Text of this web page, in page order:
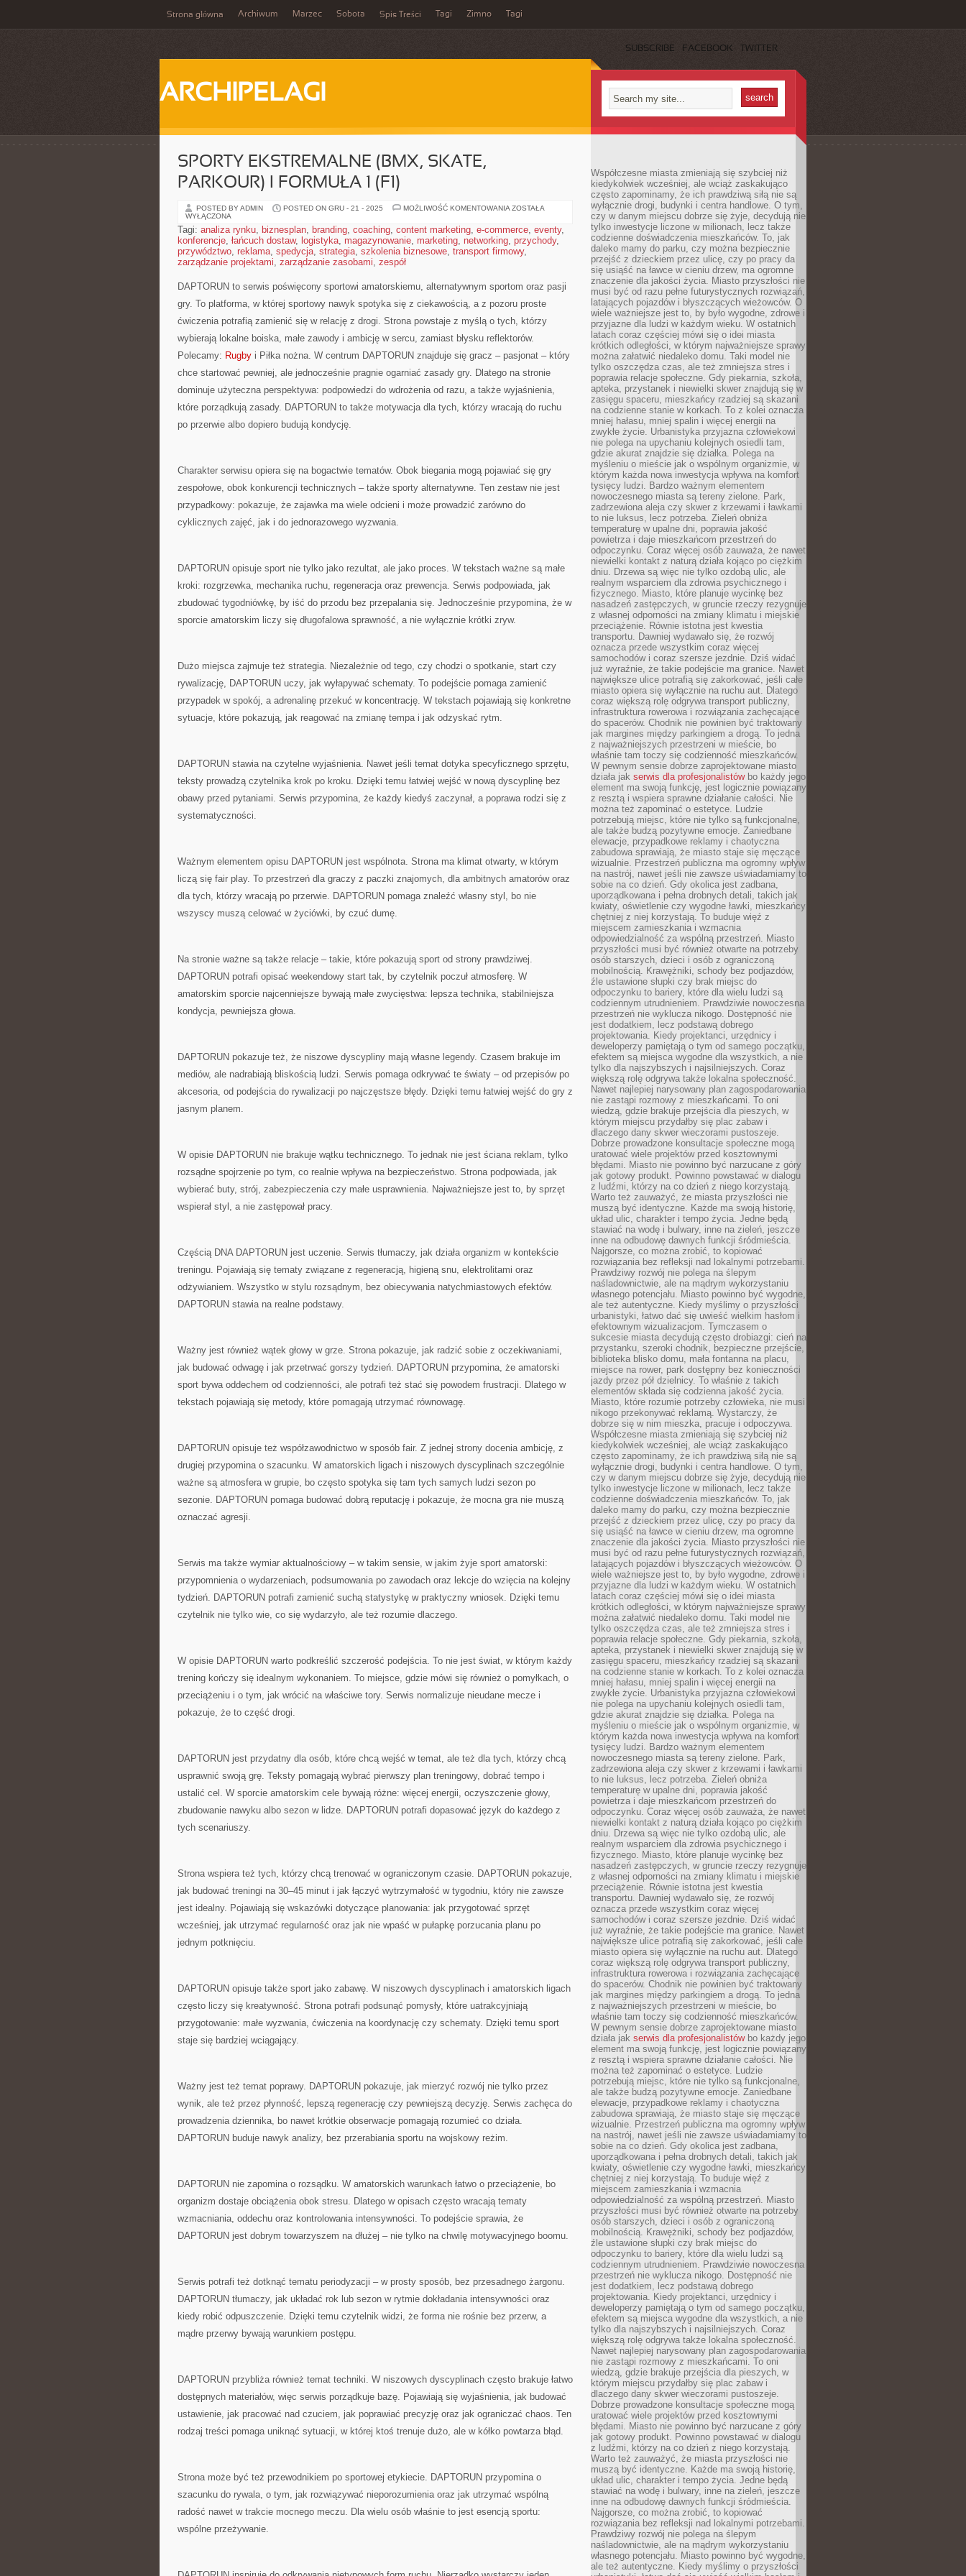
Strona główna Archiwum Marzec Sobota Spis Treści Tagi Zimno Tagi
SUBSCRIBE FACEBOOK TWITTER
ARCHIPELAGI
SPORTY EKSTREMALNE (BMX, SKATE,
PARKOUR) I FORMUŁA 1 (F1)
POSTED BY ADMIN POSTED ON GRU - 21 - 2025 MOŻLIWOŚĆ KOMENTOWANIA SPORTY
SKATE,
PARKOUR)
FORMUŁA
ZOSTAŁA
WYŁĄCZONA
Tagi: analiza rynku, biznesplan, branding, coaching, content marketing, e-commerce, eventy,
konferencje, łańcuch dostaw, logistyka, magazynowanie, marketing, networking, przychody,
przywództwo, reklama, spedycja, strategia, szkolenia biznesowe, transport firmowy,
zarządzanie projektami, zarządzanie zasobami, zespół
DAPTORUN to serwis poświęcony sportowi amatorskiemu, alternatywnym sportom oraz pasji
gry. To platforma, w której sportowy nawyk spotyka się z ciekawością, a z pozoru proste
ćwiczenia potrafią zamienić się w relację z drogi. Strona powstaje z myślą o tych, którzy
wybierają lokalne boiska, małe zawody i ambicję w sercu, zamiast błysku reflektorów.
Polecamy: Rugby i Piłka nożna. W centrum DAPTORUN znajduje się gracz – pasjonat – który
chce startować pewniej, ale jednocześnie pragnie ogarniać zasady gry. Dlatego na stronie
dominuje użyteczna perspektywa: podpowiedzi do wdrożenia od razu, a także wyjaśnienia,
które porządkują zasady. DAPTORUN to także motywacja dla tych, którzy wracają do ruchu
po przerwie albo dopiero budują kondycję.
Charakter serwisu opiera się na bogactwie tematów. Obok biegania mogą pojawiać się gry
zespołowe, obok konkurencji technicznych – także sporty alternatywne. Ten zestaw nie jest
przypadkowy: pokazuje, że zajawka ma wiele odcieni i może prowadzić zarówno do
cyklicznych zajęć, jak i do jednorazowego wyzwania.
DAPTORUN opisuje sport nie tylko jako rezultat, ale jako proces. W tekstach ważne są małe
kroki: rozgrzewka, mechanika ruchu, regeneracja oraz prewencja. Serwis podpowiada, jak
zbudować tygodniówkę, by iść do przodu bez przepalania się. Jednocześnie przypomina, że w
sporcie amatorskim liczy się długofalowa sprawność, a nie wyłącznie krótki zryw.
Dużo miejsca zajmuje też strategia. Niezależnie od tego, czy chodzi o spotkanie, start czy
rywalizację, DAPTORUN uczy, jak wyłapywać schematy. To podejście pomaga zamienić
przypadek w spokój, a adrenalinę przekuć w koncentrację. W tekstach pojawiają się konkretne
sytuacje, które pokazują, jak reagować na zmianę tempa i jak odzyskać rytm.
DAPTORUN stawia na czytelne wyjaśnienia. Nawet jeśli temat dotyka specyficznego sprzętu,
teksty prowadzą czytelnika krok po kroku. Dzięki temu łatwiej wejść w nową dyscyplinę bez
obawy przed pytaniami. Serwis przypomina, że każdy kiedyś zaczynał, a poprawa rodzi się z
systematyczności.
Ważnym elementem opisu DAPTORUN jest wspólnota. Strona ma klimat otwarty, w którym
liczą się fair play. To przestrzeń dla graczy z paczki znajomych, dla ambitnych amatorów oraz
dla tych, którzy wracają po przerwie. DAPTORUN pomaga znaleźć własny styl, bo nie
wszyscy muszą celować w życiówki, by czuć dumę.
Na stronie ważne są także relacje – takie, które pokazują sport od strony prawdziwej.
DAPTORUN potrafi opisać weekendowy start tak, by czytelnik poczuł atmosferę. W
amatorskim sporcie najcenniejsze bywają małe zwycięstwa: lepsza technika, stabilniejsza
kondycja, pewniejsza głowa.
DAPTORUN pokazuje też, że niszowe dyscypliny mają własne legendy. Czasem brakuje im
mediów, ale nadrabiają bliskością ludzi. Serwis pomaga odkrywać te światy – od przepisów po
akcesoria, od podejścia do rywalizacji po najczęstsze błędy. Dzięki temu łatwiej wejść do gry z
jasnym planem.
W opisie DAPTORUN nie brakuje wątku technicznego. To jednak nie jest ściana reklam, tylko
rozsądne spojrzenie po tym, co realnie wpływa na bezpieczeństwo. Strona podpowiada, jak
wybierać buty, strój, zabezpieczenia czy małe usprawnienia. Najważniejsze jest to, by sprzęt
wspierał styl, a nie zastępował pracy.
Częścią DNA DAPTORUN jest uczenie. Serwis tłumaczy, jak działa organizm w kontekście
treningu. Pojawiają się tematy związane z regeneracją, higieną snu, elektrolitami oraz
odżywianiem. Wszystko w stylu rozsądnym, bez obiecywania natychmiastowych efektów.
DAPTORUN stawia na realne podstawy.
Ważny jest również wątek głowy w grze. Strona pokazuje, jak radzić sobie z oczekiwaniami,
jak budować odwagę i jak przetrwać gorszy tydzień. DAPTORUN przypomina, że amatorski
sport bywa oddechem od codzienności, ale potrafi też stać się powodem frustracji. Dlatego w
tekstach pojawiają się metody, które pomagają utrzymać równowagę.
DAPTORUN opisuje też współzawodnictwo w sposób fair. Z jednej strony docenia ambicję, z
drugiej przypomina o szacunku. W amatorskich ligach i niszowych dyscyplinach szczególnie
ważne są atmosfera w grupie, bo często spotyka się tam tych samych ludzi sezon po
sezonie. DAPTORUN pomaga budować dobrą reputację i pokazuje, że mocna gra nie muszą
oznaczać agresji.
Serwis ma także wymiar aktualnościowy – w takim sensie, w jakim żyje sport amatorski:
przypomnienia o wydarzeniach, podsumowania po zawodach oraz lekcje do wzięcia na kolejny
tydzień. DAPTORUN potrafi zamienić suchą statystykę w praktyczny wniosek. Dzięki temu
czytelnik nie tylko wie, co się wydarzyło, ale też rozumie dlaczego.
W opisie DAPTORUN warto podkreślić szczerość podejścia. To nie jest świat, w którym każdy
trening kończy się idealnym wykonaniem. To miejsce, gdzie mówi się również o pomyłkach, o
przeciążeniu i o tym, jak wrócić na właściwe tory. Serwis normalizuje nieudane mecze i
pokazuje, że to część drogi.
DAPTORUN jest przydatny dla osób, które chcą wejść w temat, ale też dla tych, którzy chcą
usprawnić swoją grę. Teksty pomagają wybrać pierwszy plan treningowy, dobrać tempo i
ustalić cel. W sporcie amatorskim cele bywają różne: więcej energii, oczyszczenie głowy,
zbudowanie nawyku albo sezon w lidze. DAPTORUN potrafi dopasować język do każdego z
tych scenariuszy.
Strona wspiera też tych, którzy chcą trenować w ograniczonym czasie. DAPTORUN pokazuje,
jak budować treningi na 30–45 minut i jak łączyć wytrzymałość w tygodniu, który nie zawsze
jest idealny. Pojawiają się wskazówki dotyczące planowania: jak przygotować sprzęt
wcześniej, jak utrzymać regularność oraz jak nie wpaść w pułapkę porzucania planu po
jednym potknięciu.
DAPTORUN opisuje także sport jako zabawę. W niszowych dyscyplinach i amatorskich ligach
często liczy się kreatywność. Strona potrafi podsunąć pomysły, które uatrakcyjniają
przygotowanie: małe wyzwania, ćwiczenia na koordynację czy schematy. Dzięki temu sport
staje się bardziej wciągający.
Ważny jest też temat poprawy. DAPTORUN pokazuje, jak mierzyć rozwój nie tylko przez
wynik, ale też przez płynność, lepszą regenerację czy pewniejszą decyzję. Serwis zachęca do
prowadzenia dziennika, bo nawet krótkie obserwacje pomagają rozumieć co działa.
DAPTORUN buduje nawyk analizy, bez przerabiania sportu na wojskowy reżim.
DAPTORUN nie zapomina o rozsądku. W amatorskich warunkach łatwo o przeciążenie, bo
organizm dostaje obciążenia obok stresu. Dlatego w opisach często wracają tematy
wzmacniania, oddechu oraz kontrolowania intensywności. To podejście sprawia, że
DAPTORUN jest dobrym towarzyszem na dłużej – nie tylko na chwilę motywacyjnego boomu.
Serwis potrafi też dotknąć tematu periodyzacji – w prosty sposób, bez przesadnego żargonu.
DAPTORUN tłumaczy, jak układać rok lub sezon w rytmie dokładania intensywności oraz
kiedy robić odpuszczenie. Dzięki temu czytelnik widzi, że forma nie rośnie bez przerw, a
mądre przerwy bywają warunkiem postępu.
DAPTORUN przybliża również temat techniki. W niszowych dyscyplinach często brakuje łatwo
dostępnych materiałów, więc serwis porządkuje bazę. Pojawiają się wyjaśnienia, jak budować
ustawienie, jak pracować nad czuciem, jak poprawiać precyzję oraz jak ograniczać chaos. Ten
rodzaj treści pomaga uniknąć sytuacji, w której ktoś trenuje dużo, ale w kółko powtarza błąd.
Strona może być też przewodnikiem po sportowej etykiecie. DAPTORUN przypomina o
szacunku do rywala, o tym, jak rozwiązywać nieporozumienia oraz jak utrzymać wspólną
radość nawet w trakcie mocnego meczu. Dla wielu osób właśnie to jest esencją sportu:
wspólne przeżywanie.
Współczesne miasta zmieniają się szybciej niż
kiedykolwiek wcześniej, ale wciąż zaskakująco
często zapominamy, że ich prawdziwą siłą nie są
wyłącznie drogi, budynki i centra handlowe. O tym,
czy w danym miejscu dobrze się żyje, decydują nie
tylko inwestycje liczone w milionach, lecz także
codzienne doświadczenia mieszkańców. To, jak
daleko mamy do parku, czy można bezpiecznie
przejść z dzieckiem przez ulicę, czy po pracy da
się usiąść na ławce w cieniu drzew, ma ogromne
znaczenie dla jakości życia. Miasto przyszłości nie
musi być od razu pełne futurystycznych rozwiązań,
latających pojazdów i błyszczących wieżowców. O
wiele ważniejsze jest to, by było wygodne, zdrowe i
przyjazne dla ludzi w każdym wieku. W ostatnich
latach coraz częściej mówi się o idei miasta
krótkich odległości, w którym najważniejsze sprawy
można załatwić niedaleko domu. Taki model nie
tylko oszczędza czas, ale też zmniejsza stres i
poprawia relacje społeczne. Gdy piekarnia, szkoła,
apteka, przystanek i niewielki skwer znajdują się w
zasięgu spaceru, mieszkańcy rzadziej są skazani
na codzienne stanie w korkach. To z kolei oznacza
mniej hałasu, mniej spalin i więcej energii na
zwykłe życie. Urbanistyka przyjazna człowiekowi
nie polega na upychaniu kolejnych osiedli tam,
gdzie akurat znajdzie się działka. Polega na
myśleniu o mieście jak o wspólnym organizmie, w
którym każda nowa inwestycja wpływa na komfort
tysięcy ludzi. Bardzo ważnym elementem
nowoczesnego miasta są tereny zielone. Park,
zadrzewiona aleja czy skwer z krzewami i ławkami
to nie luksus, lecz potrzeba. Zieleń obniża
temperaturę w upalne dni, poprawia jakość
powietrza i daje mieszkańcom przestrzeń do
odpoczynku. Coraz więcej osób zauważa, że nawet
niewielki kontakt z naturą działa kojąco po ciężkim
dniu. Drzewa są więc nie tylko ozdobą ulic, ale
realnym wsparciem dla zdrowia psychicznego i
fizycznego. Miasto, które planuje wycinkę bez
nasadzeń zastępczych, w gruncie rzeczy rezygnuje
z własnej odporności na zmiany klimatu i miejskie
przeciążenie. Równie istotna jest kwestia
transportu. Dawniej wydawało się, że rozwój
oznacza przede wszystkim coraz więcej
samochodów i coraz szersze jezdnie. Dziś widać
już wyraźnie, że takie podejście ma granice. Nawet
największe ulice potrafią się zakorkować, jeśli całe
miasto opiera się wyłącznie na ruchu aut. Dlatego
coraz większą rolę odgrywa transport publiczny,
infrastruktura rowerowa i rozwiązania zachęcające
do spacerów. Chodnik nie powinien być traktowany
jak margines między parkingiem a drogą. To jedna
z najważniejszych przestrzeni w mieście, bo
właśnie tam toczy się codzienność mieszkańców.
W pewnym sensie dobrze zaprojektowane miasto
działa jak serwis dla profesjonalistówbo każdy jego
element ma swoją funkcję, jest logicznie powiązany
z resztą i wspiera sprawne działanie całości. Nie
można też zapominać o estetyce. Ludzie
potrzebują miejsc, które nie tylko są funkcjonalne,
ale także budzą pozytywne emocje. Zaniedbane
elewacje, przypadkowe reklamy i chaotyczna
zabudowa sprawiają, że miasto staje się męczące
wizualnie. Przestrzeń publiczna ma ogromny wpływ
na nastrój, nawet jeśli nie zawsze uświadamiamy to
sobie na co dzień. Gdy okolica jest zadbana,
uporządkowana i pełna drobnych detali, takich jak
kwiaty, oświetlenie czy wygodne ławki, mieszkańcy
chętniej z niej korzystają. To buduje więź z
miejscem zamieszkania i wzmacnia
odpowiedzialność za wspólną przestrzeń. Miasto
przyszłości musi być również otwarte na potrzeby
osób starszych, dzieci i osób z ograniczoną
mobilnością. Krawężniki, schody bez podjazdów,
źle ustawione słupki czy brak miejsc do
odpoczynku to bariery, które dla wielu ludzi są
codziennym utrudnieniem. Prawdziwie nowoczesna
przestrzeń nie wyklucza nikogo. Dostępność nie
jest dodatkiem, lecz podstawą dobrego
projektowania. Kiedy projektanci, urzędnicy i
deweloperzy pamiętają o tym od samego początku,
efektem są miejsca wygodne dla wszystkich, a nie
tylko dla najszybszych i najsilniejszych. Coraz
większą rolę odgrywa także lokalna społeczność.
Nawet najlepiej narysowany plan zagospodarowania
nie zastąpi rozmowy z mieszkańcami. To oni
wiedzą, gdzie brakuje przejścia dla pieszych, w
którym miejscu przydałby się plac zabaw i
dlaczego dany skwer wieczorami pustoszeje.
Dobrze prowadzone konsultacje społeczne mogą
uratować wiele projektów przed kosztownymi
błędami. Miasto nie powinno być narzucane z góry
jak gotowy produkt. Powinno powstawać w dialogu
z ludźmi, którzy na co dzień z niego korzystają.
Warto też zauważyć, że miasta przyszłości nie
muszą być identyczne. Każde ma swoją historię,
układ ulic, charakter i tempo życia. Jedne będą
stawiać na wodę i bulwary, inne na zieleń, jeszcze
inne na odbudowę dawnych funkcji śródmieścia.
Najgorsze, co można zrobić, to kopiować
rozwiązania bez refleksji nad lokalnymi potrzebami.
Prawdziwy rozwój nie polega na ślepym
naśladownictwie, ale na mądrym wykorzystaniu
własnego potencjału. Miasto powinno być wygodne,
ale też autentyczne. Kiedy myślimy o przyszłości
urbanistyki, łatwo dać się uwieść wielkim hasłom i
efektownym wizualizacjom. Tymczasem o
sukcesie miasta decydują często drobiazgi: cień na
przystanku, szeroki chodnik, bezpieczne przejście,
biblioteka blisko domu, mała fontanna na placu,
miejsce na rower, park dostępny bez konieczności
jazdy przez pół dzielnicy. To właśnie z takich
elementów składa się codzienna jakość życia.
Miasto, które rozumie potrzeby człowieka, nie musi
nikogo przekonywać reklamą. Wystarczy, że
dobrze się w nim mieszka, pracuje i odpoczywa.
Współczesne miasta zmieniają się szybciej niż
kiedykolwiek wcześniej, ale wciąż zaskakująco
często zapominamy, że ich prawdziwą siłą nie są
wyłącznie drogi, budynki i centra handlowe. O tym,
czy w danym miejscu dobrze się żyje, decydują nie
tylko inwestycje liczone w milionach, lecz także
codzienne doświadczenia mieszkańców. To, jak
daleko mamy do parku, czy można bezpiecznie
przejść z dzieckiem przez ulicę, czy po pracy da
się usiąść na ławce w cieniu drzew, ma ogromne
znaczenie dla jakości życia. Miasto przyszłości nie
musi być od razu pełne futurystycznych rozwiązań,
latających pojazdów i błyszczących wieżowców. O
wiele ważniejsze jest to, by było wygodne, zdrowe i
przyjazne dla ludzi w każdym wieku. W ostatnich
latach coraz częściej mówi się o idei miasta
krótkich odległości, w którym najważniejsze sprawy
można załatwić niedaleko domu. Taki model nie
tylko oszczędza czas, ale też zmniejsza stres i
poprawia relacje społeczne. Gdy piekarnia, szkoła,
apteka, przystanek i niewielki skwer znajdują się w
zasięgu spaceru, mieszkańcy rzadziej są skazani
na codzienne stanie w korkach. To z kolei oznacza
mniej hałasu, mniej spalin i więcej energii na
zwykłe życie. Urbanistyka przyjazna człowiekowi
nie polega na upychaniu kolejnych osiedli tam,
gdzie akurat znajdzie się działka. Polega na
myśleniu o mieście jak o wspólnym organizmie, w
którym każda nowa inwestycja wpływa na komfort
tysięcy ludzi. Bardzo ważnym elementem
nowoczesnego miasta są tereny zielone. Park,
zadrzewiona aleja czy skwer z krzewami i ławkami
to nie luksus, lecz potrzeba. Zieleń obniża
temperaturę w upalne dni, poprawia jakość
powietrza i daje mieszkańcom przestrzeń do
odpoczynku. Coraz więcej osób zauważa, że nawet
niewielki kontakt z naturą działa kojąco po ciężkim
dniu. Drzewa są więc nie tylko ozdobą ulic, ale
realnym wsparciem dla zdrowia psychicznego i
fizycznego. Miasto, które planuje wycinkę bez
nasadzeń zastępczych, w gruncie rzeczy rezygnuje
z własnej odporności na zmiany klimatu i miejskie
przeciążenie. Równie istotna jest kwestia
transportu. Dawniej wydawało się, że rozwój
oznacza przede wszystkim coraz więcej
samochodów i coraz szersze jezdnie. Dziś widać
już wyraźnie, że takie podejście ma granice. Nawet
największe ulice potrafią się zakorkować, jeśli całe
miasto opiera się wyłącznie na ruchu aut. Dlatego
coraz większą rolę odgrywa transport publiczny,
infrastruktura rowerowa i rozwiązania zachęcające
do spacerów. Chodnik nie powinien być traktowany
jak margines między parkingiem a drogą. To jedna
z najważniejszych przestrzeni w mieście, bo
właśnie tam toczy się codzienność mieszkańców.
W pewnym sensie dobrze zaprojektowane miasto
działa jak serwis dla profesjonalistówbo każdy jego
element ma swoją funkcję, jest logicznie powiązany
z resztą i wspiera sprawne działanie całości. Nie
można też zapominać o estetyce. Ludzie
potrzebują miejsc, które nie tylko są funkcjonalne,
ale także budzą pozytywne emocje. Zaniedbane
elewacje, przypadkowe reklamy i chaotyczna
zabudowa sprawiają, że miasto staje się męczące
wizualnie. Przestrzeń publiczna ma ogromny wpływ
na nastrój, nawet jeśli nie zawsze uświadamiamy to
sobie na co dzień. Gdy okolica jest zadbana,
uporządkowana i pełna drobnych detali, takich jak
kwiaty, oświetlenie czy wygodne ławki, mieszkańcy
chętniej z niej korzystają. To buduje więź z
miejscem zamieszkania i wzmacnia
odpowiedzialność za wspólną przestrzeń. Miasto
przyszłości musi być również otwarte na potrzeby
osób starszych, dzieci i osób z ograniczoną
mobilnością. Krawężniki, schody bez podjazdów,
źle ustawione słupki czy brak miejsc do
odpoczynku to bariery, które dla wielu ludzi są
codziennym utrudnieniem. Prawdziwie nowoczesna
przestrzeń nie wyklucza nikogo. Dostępność nie
jest dodatkiem, lecz podstawą dobrego
projektowania. Kiedy projektanci, urzędnicy i
deweloperzy pamiętają o tym od samego początku,
efektem są miejsca wygodne dla wszystkich, a nie
tylko dla najszybszych i najsilniejszych. Coraz
większą rolę odgrywa także lokalna społeczność.
Nawet najlepiej narysowany plan zagospodarowania
nie zastąpi rozmowy z mieszkańcami. To oni
wiedzą, gdzie brakuje przejścia dla pieszych, w
którym miejscu przydałby się plac zabaw i
dlaczego dany skwer wieczorami pustoszeje.
Dobrze prowadzone konsultacje społeczne mogą
uratować wiele projektów przed kosztownymi
błędami. Miasto nie powinno być narzucane z góry
jak gotowy produkt. Powinno powstawać w dialogu
z ludźmi, którzy na co dzień z niego korzystają.
Warto też zauważyć, że miasta przyszłości nie
muszą być identyczne. Każde ma swoją historię,
układ ulic, charakter i tempo życia. Jedne będą
stawiać na wodę i bulwary, inne na zieleń, jeszcze
inne na odbudowę dawnych funkcji śródmieścia.
Najgorsze, co można zrobić, to kopiować
rozwiązania bez refleksji nad lokalnymi potrzebami.
Prawdziwy rozwój nie polega na ślepym
naśladownictwie, ale na mądrym wykorzystaniu
własnego potencjału. Miasto powinno być wygodne,
ale też autentyczne. Kiedy myślimy o przyszłości